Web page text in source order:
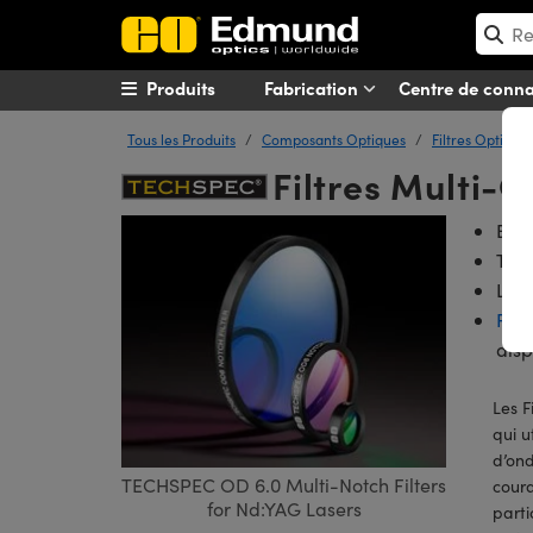
Fabrication Centre de
Produits
Tous les Produits Composants Optiques Filtres Optiques
Filtres Multi-
TECHSPEC OD 6.0 Multi-Notch Filters
for Nd:YAG Lasers
Les
qui